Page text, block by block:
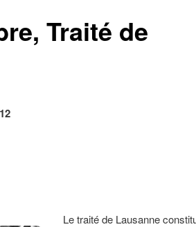
Traité de
Le traité de Lausanne